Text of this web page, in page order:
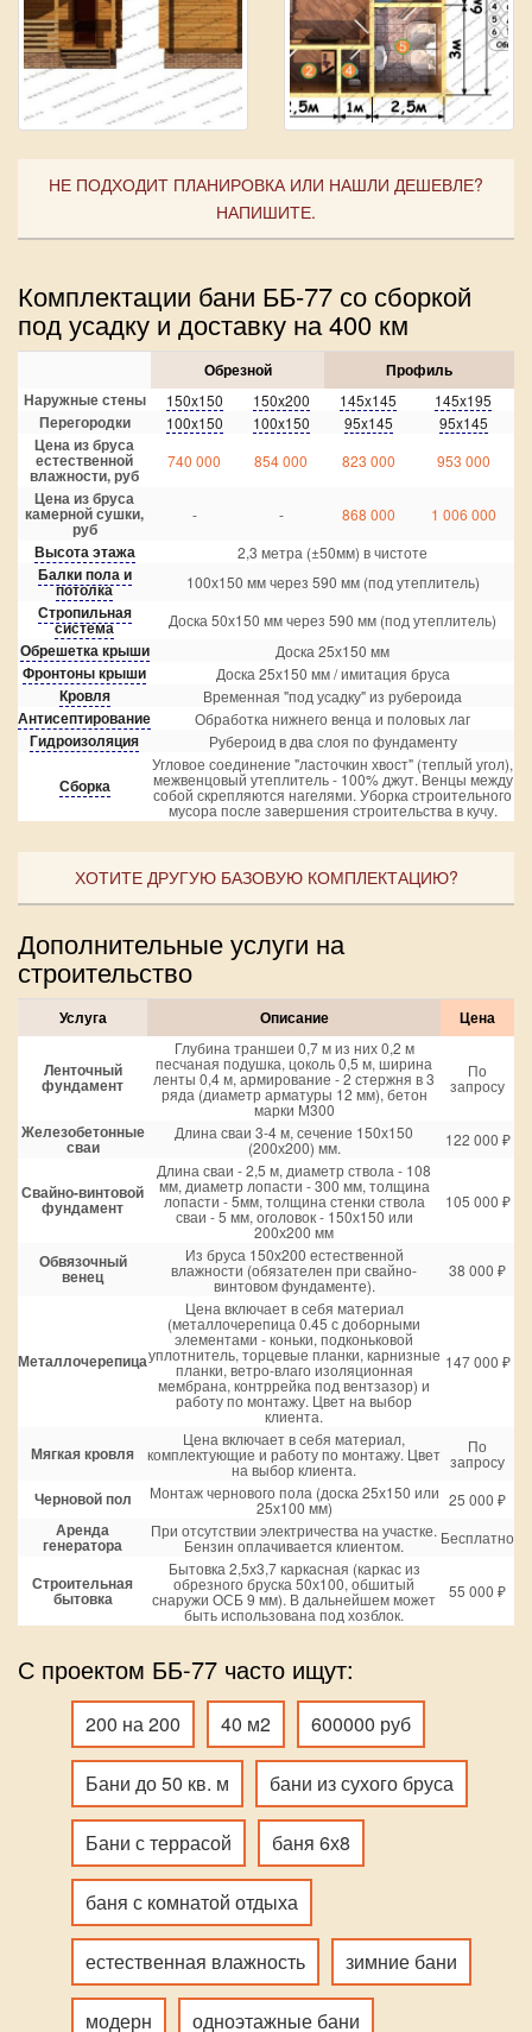
НЕ ПОДХОДИТ ПЛАНИРОВКА ИЛИ НАШЛИ ДЕШЕВЛЕ?
НАПИШИТЕ.
Комплектации бани ББ-77 со сборкой
под усадку и доставку на 400 км
Обрезной
Профиль
Наружные стены
150x150 150x200 145x145 145x195
Перегородки 100x150 100x150 95x145 95x145
Цена из бруса
естественной
влажности, руб
740 000 854 000 823 000 953 000
Цена из бруса
камерной сушки,
руб
- - 868 000 1 006 000
Высота этажа 2,3 метра (±50мм) в чистоте
Балки пола и
потолка 100х150 мм через 590 мм (под утеплитель)
Стропильная
система Доска 50х150 мм через 590 мм (под утеплитель)
Обрешетка крыши Доска 25х150 мм
Фронтоны крыши Доска 25х150 мм / имитация бруса
Кровля Временная "под усадку" из рубероида
Антисептирование Обработка нижнего венца и половых лаг
Гидроизоляция Рубероид в два слоя по фундаменту
Сборка
Угловое соединение "ласточкин хвост" (теплый угол),
межвенцовый утеплитель - 100% джут. Венцы между
собой скрепляются нагелями. Уборка строительного
мусора после завершения строительства в кучу.
ХОТИТЕ ДРУГУЮ БАЗОВУЮ КОМПЛЕКТАЦИЮ?
Дополнительные услуги на
строительство
Услуга Описание Цена
Ленточный
фундамент
Глубина траншеи 0,7 м из них 0,2 м
песчаная подушка, цоколь 0,5 м, ширина
ленты 0,4 м, армирование - 2 стержня в 3
ряда (диаметр арматуры 12 мм), бетон
марки М300
По
запросу
Железобетонные
сваи
Длина сваи 3-4 м, сечение 150х150
(200х200) мм. 122 000 ₽
Свайно-винтовой
фундамент
Длина сваи - 2,5 м, диаметр ствола - 108
мм, диаметр лопасти - 300 мм, толщина
лопасти - 5мм, толщина стенки ствола
сваи - 5 мм, оголовок - 150х150 или
200х200 мм
105 000 ₽
Обвязочный
венец
Из бруса 150х200 естественной
влажности (обязателен при свайно-
винтовом фундаменте).
38 000 ₽
Металлочерепица
Цена включает в себя материал
(металлочерепица 0.45 с доборными
элементами - коньки, подконьковой
уплотнитель, торцевые планки, карнизные
планки, ветро-влаго изоляционная
мембрана, контррейка под вентзазор) и
работу по монтажу. Цвет на выбор
клиента.
147 000 ₽
Мягкая кровля
Цена включает в себя материал,
комплектующие и работу по монтажу. Цвет
на выбор клиента.
По
запросу
Черновой пол Монтаж чернового пола (доска 25х150 или
25х100 мм) 25 000 ₽
Аренда
генератора
При отсутствии электричества на участке.
Бензин оплачивается клиентом. Бесплатно
Строительная
бытовка
Бытовка 2,5х3,7 каркасная (каркас из
обрезного бруска 50х100, обшитый
снаружи ОСБ 9 мм). В дальнейшем может
быть использована под хозблок.
55 000 ₽
С проектом ББ-77 часто ищут:
200 на 200 40 м2 600000 руб
Бани до 50 кв. м бани из сухого бруса
Бани с террасой баня 6х8
баня с комнатой отдыха
естественная влажность зимние бани
модерн одноэтажные бани